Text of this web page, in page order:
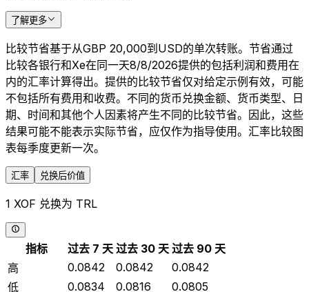
了解更多
比较节省基于从GBP 20,000到USD的单次转账。节省通过
比较各银行和Xe在同一天8/8/2026提供的包括利润和费用在
内的汇率计算得出。提供的比较节省仅对给定示例有效，可能
不包括所有费用和收费。不同的货币兑换金额、货币类型、日
期、时间和其他个人因素将产生不同的比较节省。因此，这些
结果可能不能表示实际节省，应仅作为指导使用。汇率比较图
表每季度更新一次。
汇率 兑换后价值
1 XOF 兑换为 TRL
指标 过去 7 天 过去 30 天 过去 90 天
高
0.0842 0.0842
0.0842
低
0.0834 0.0816
0.0805